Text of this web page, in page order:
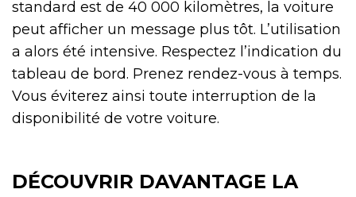
standard est de 40 000 kilomètres, la voiture
peut afficher un message plus tôt. L’utilisation
a alors été intensive. Respectez l’indication du
tableau de bord. Prenez rendez-vous à temps.
Vous éviterez ainsi toute interruption de la
disponibilité de votre voiture.
DÉCOUVRIR DAVANTAGE LA